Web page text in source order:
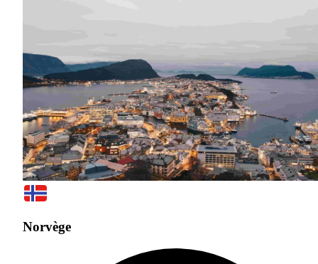
Norvège